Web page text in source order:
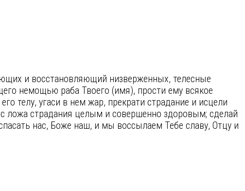
и восстановляющий низверженных, телесные
немощью раба Твоего (имя), прости ему всякое
телу, угаси в нем жар, прекрати страдание и исцели
ложа страдания целым и совершенно здоровым; сделай
нас, Боже наш, и мы воссылаем Тебе славу, Отцу и